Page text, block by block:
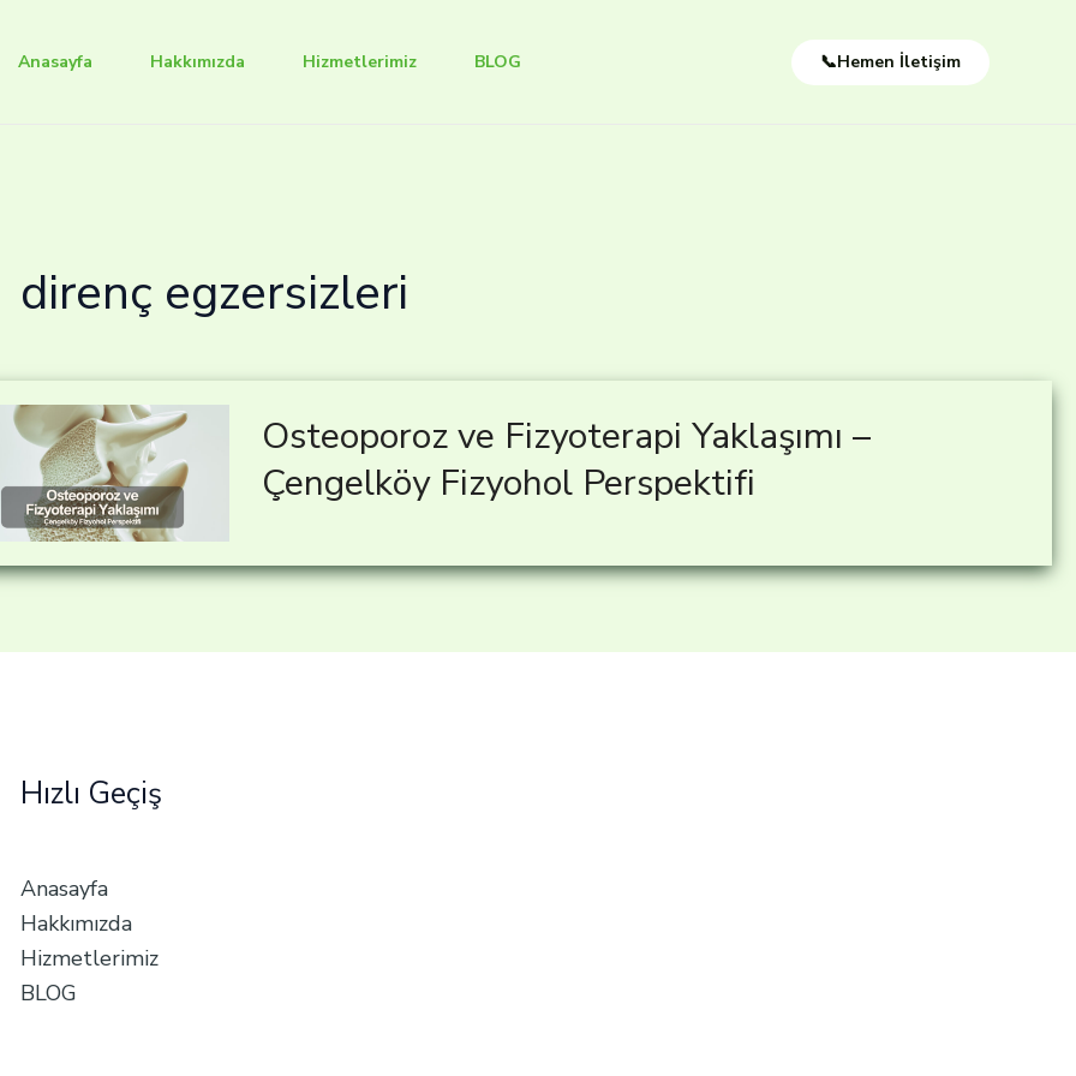
Anasayfa Hakkımızda Hizmetlerimiz BLOG 📞Hemen İletişim
direnç egzersizleri
Osteoporoz ve Fizyoterapi Yaklaşımı –
Çengelköy Fizyohol Perspektifi
Hızlı Geçiş
Anasayfa
Hakkımızda
Hizmetlerimiz
BLOG